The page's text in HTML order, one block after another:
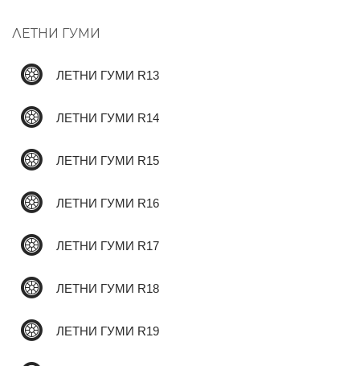
ЛЕТНИ ГУМИ
ЛЕТНИ ГУМИ R13
ЛЕТНИ ГУМИ R14
ЛЕТНИ ГУМИ R15
ЛЕТНИ ГУМИ R16
ЛЕТНИ ГУМИ R17
ЛЕТНИ ГУМИ R18
ЛЕТНИ ГУМИ R19